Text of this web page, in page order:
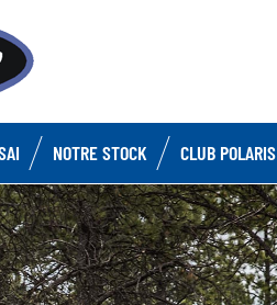
NOTRE STOCK CLUB POLARIS